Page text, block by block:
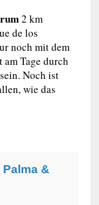
2 km
de los
noch mit dem
Tage durch
Noch ist
wie das
&